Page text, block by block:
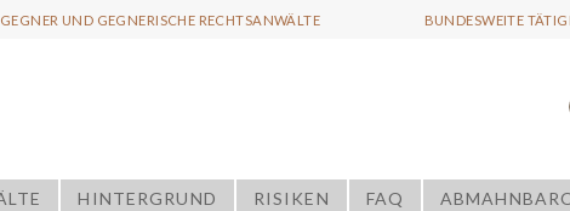
UND GEGNERISCHE RECHTSANWÄLTE BUNDESWEITE
HINTERGRUND RISIKEN FAQ